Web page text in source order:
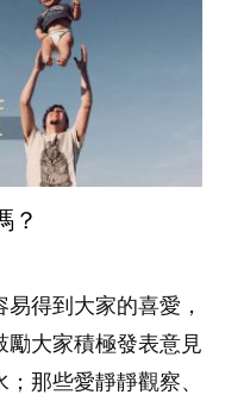
？
得到大家的喜愛，
勵大家積極發表意見
那些愛靜靜觀察、
？
好，有人卻說一時
混淆，到底誰是誰
言學習的迷思～...
徑
愛的人結婚，就自
卻發現事情不如你所
像的簡單，卻也不
仔叻女」，學業別
這樣的孩子是萬中無
得？...
母如何關顧自
應對功課測驗，還
處理家中雜項要